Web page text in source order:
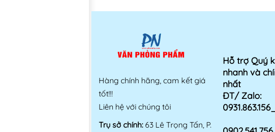
Hàng chính hãng, cam kết giá
tốt!!!
Liên hệ với chúng tôi
Trụ sở chính: 63 Lê Trọng Tấn, P.
Hỗ trợ Quý
nhanh và
nhất
ĐT/ Zalo: